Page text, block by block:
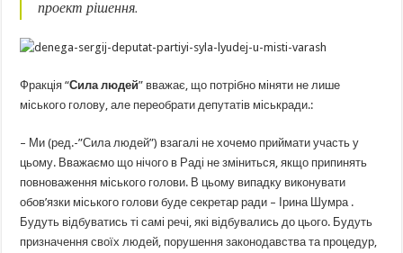
проект рішення.
Фракція “Сила людей” вважає, що потрібно міняти не лише
міського голову, але переобрати депутатів міськради.:
– Ми (ред.-”Сила людей”) взагалі не хочемо приймати участь у
цьому. Вважаємо що нічого в Раді не зміниться, якщо припинять
повноваження міського голови. В цьому випадку виконувати
обов’язки міського голови буде секретар ради – Ірина Шумра .
Будуть відбуватись ті самі речі, які відбувались до цього. Будуть
призначення своїх людей, порушення законодавства та процедур,